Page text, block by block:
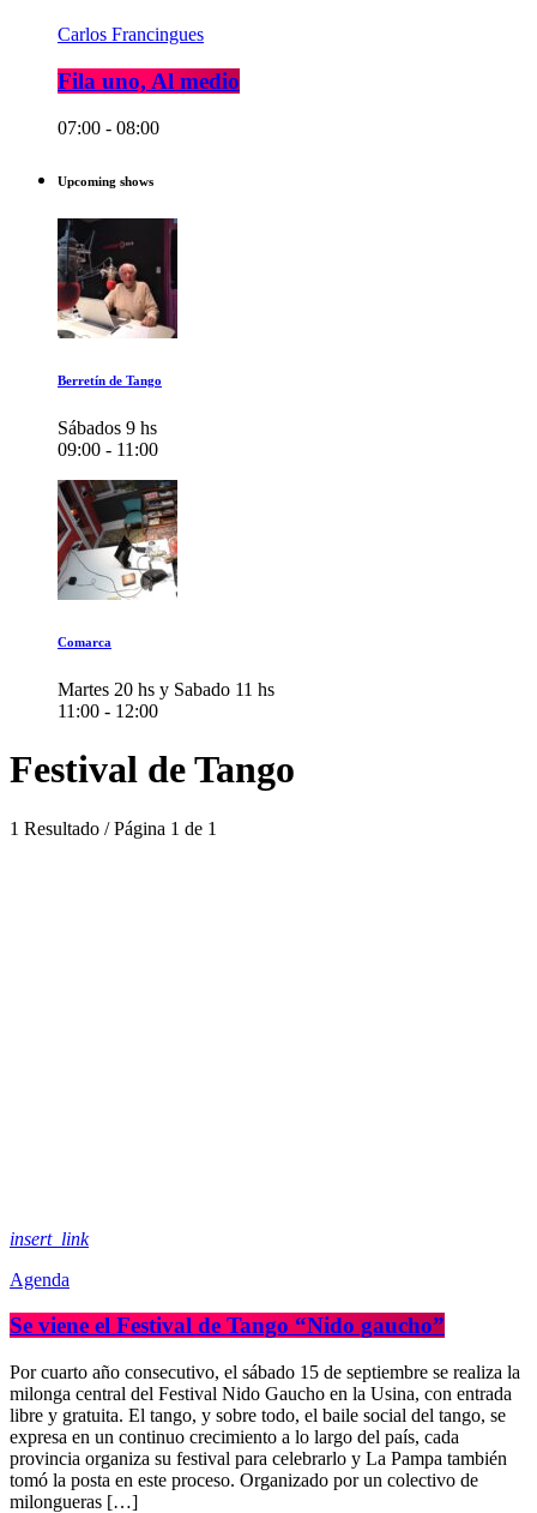
Carlos Francingues
Fila uno, Al medio
07:00 - 08:00
Upcoming shows
Berretín de Tango
Sábados 9 hs
09:00 - 11:00
Comarca
Martes 20 hs y Sabado 11 hs
11:00 - 12:00
Festival de Tango
1 Resultado / Página 1 de 1
insert_link
Agenda
Se viene el Festival de Tango “Nido gaucho”
Por cuarto año consecutivo, el sábado 15 de septiembre se realiza la
milonga central del Festival Nido Gaucho en la Usina, con entrada
libre y gratuita. El tango, y sobre todo, el baile social del tango, se
expresa en un continuo crecimiento a lo largo del país, cada
provincia organiza su festival para celebrarlo y La Pampa también
tomó la posta en este proceso. Organizado por un colectivo de
milongueras […]